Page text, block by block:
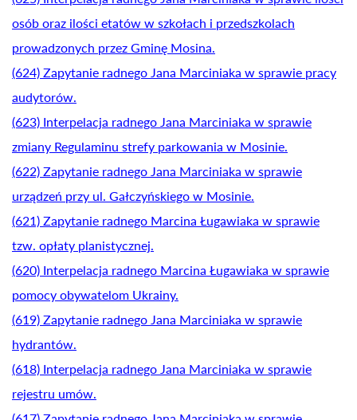
osób oraz ilości etatów w szkołach i przedszkolach
prowadzonych przez Gminę Mosina.
(624) Zapytanie radnego Jana Marciniaka w sprawie pracy
audytorów.
(623) Interpelacja radnego Jana Marciniaka w sprawie
zmiany Regulaminu strefy parkowania w Mosinie.
(622) Zapytanie radnego Jana Marciniaka w sprawie
urządzeń przy ul. Gałczyńskiego w Mosinie.
(621) Zapytanie radnego Marcina Ługawiaka w sprawie
tzw. opłaty planistycznej.
(620) Interpelacja radnego Marcina Ługawiaka w sprawie
pomocy obywatelom Ukrainy.
(619) Zapytanie radnego Jana Marciniaka w sprawie
hydrantów.
(618) Interpelacja radnego Jana Marciniaka w sprawie
rejestru umów.